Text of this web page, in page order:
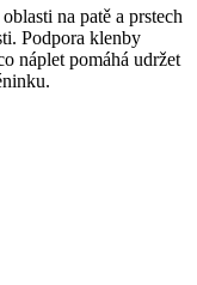
na patě a prstech
Podpora klenby
náplet pomáhá udržet